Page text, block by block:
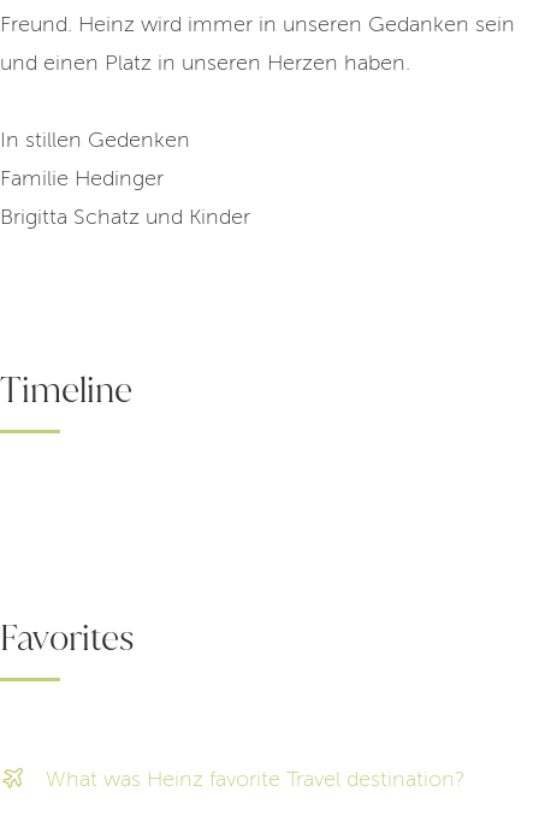
Freund. Heinz wird immer in unseren Gedanken sein
und einen Platz in unseren Herzen haben.
In stillen Gedenken
Familie Hedinger
Brigitta Schatz und Kinder
Timeline
Favorites
What was Heinz favorite Travel destination?